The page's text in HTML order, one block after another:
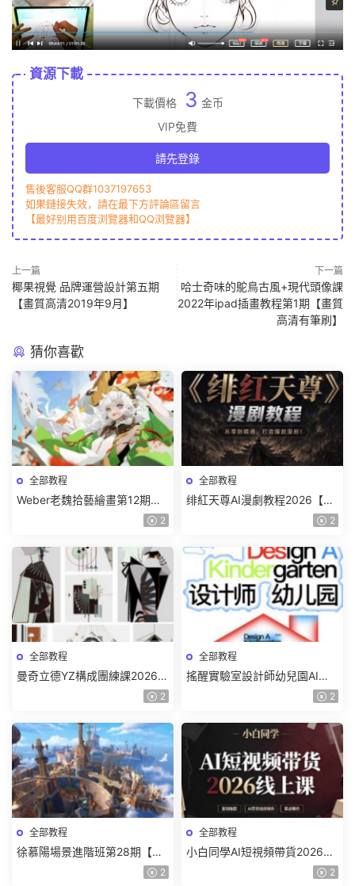
資源下載
下載價格 3 金币
VIP免費
請先登錄
售後客服QQ群1037197653
如果鏈接失效，請在最下方評論區留言
【最好别用百度浏覽器和QQ浏覽器】
上一篇
椰果視覺 品牌運營設計第五期
【畫質高清2019年9月】
下一篇
哈士奇味的鴕鳥古風+現代頭像課
2022年ipad插畫教程第1期【畫質
高清有筆刷】
猜你喜歡
全部教程
Weber老魏拾藝繪畫第12期角
色特訓班【畫質不錯隻有視
2
全部教程
绯紅天尊AI漫劇教程2026【畫
2
全部教程
曼奇立德YZ構成團練課2026年
8月已結課【畫質高清有課件】
2
全部教程
搖醒實驗室設計師幼兒園AI軟
件基礎課2025【畫質不錯有素
2
全部教程
徐慕陽場景進階班第28期【畫
2
全部教程
小白同學AI短視頻帶貨2026線
2